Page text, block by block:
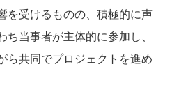
を受けるものの、積極的に声
当事者が主体的に参加し、
ら共同でプロジェクトを進め